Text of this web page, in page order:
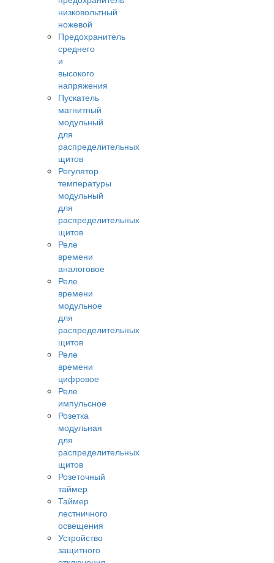
низковольтный
ножевой
Предохранитель
среднего
и
высокого
напряжения
Пускатель
магнитный
модульный
для
распределительных
щитов
Регулятор
температуры
модульный
для
распределительных
щитов
Реле
времени
аналоговое
Реле
времени
модульное
для
распределительных
щитов
Реле
времени
цифровое
Реле
импульсное
Розетка
модульная
для
распределительных
щитов
Розеточный
таймер
Таймер
лестничного
освещения
Устройство
защитного